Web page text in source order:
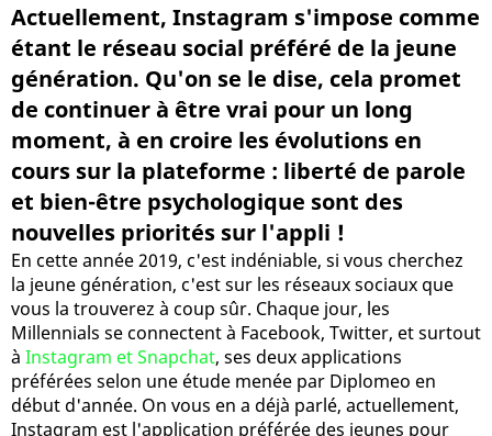
Actuellement, Instagram s'impose comme
étant le réseau social préféré de la jeune
génération. Qu'on se le dise, cela promet
de continuer à être vrai pour un long
moment, à en croire les évolutions en
cours sur la plateforme : liberté de parole
et bien-être psychologique sont des
nouvelles priorités sur l'appli !
En cette année 2019, c'est indéniable, si vous cherchez
la jeune génération, c'est sur les réseaux sociaux que
vous la trouverez à coup sûr. Chaque jour, les
Millennials se connectent à Facebook, Twitter, et surtout
à Instagram et Snapchat, ses deux applications
préférées selon une étude menée par Diplomeo en
début d'année. On vous en a déjà parlé, actuellement,
Instagram est l'application préférée des jeunes pour